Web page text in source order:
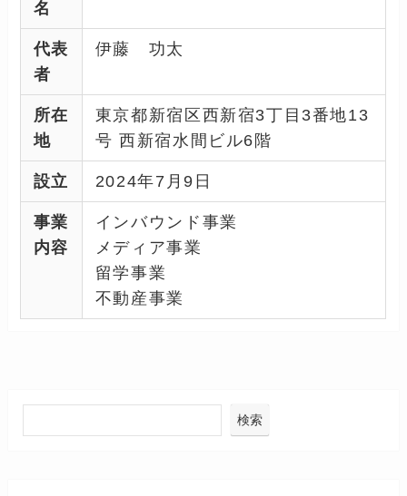
名
代表
者
伊藤 功太
所在
地
東京都新宿区西新宿3丁目3番地13
号 西新宿水間ビル6階
設立 2024年7月9日
事業
内容
インバウンド事業
メディア事業
留学事業
不動産事業
検索